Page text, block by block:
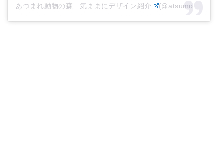
あつまれ動物の森 気ままにデザイン紹介 (@atsumori_designs)がシェアした投稿 –